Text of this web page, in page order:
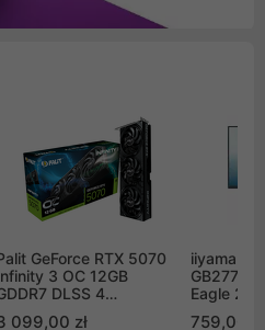
GeForce RTX 5070
3 OC 12GB
DLSS 4
099,00 zł
iiyama G-
Eagle 27"
759,00 zł